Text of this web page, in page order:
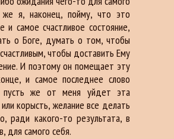
же я, наконец, пойму, что это
и самое счастливое состояние,
о Боге, думать о том, чтобы
чтобы доставить Ему
И поэтому он помещает эту
и самое последнее слово
пусть же от меня уйдет эта
корысть, желание все делать
ради какого-то результата, в
для самого себя.